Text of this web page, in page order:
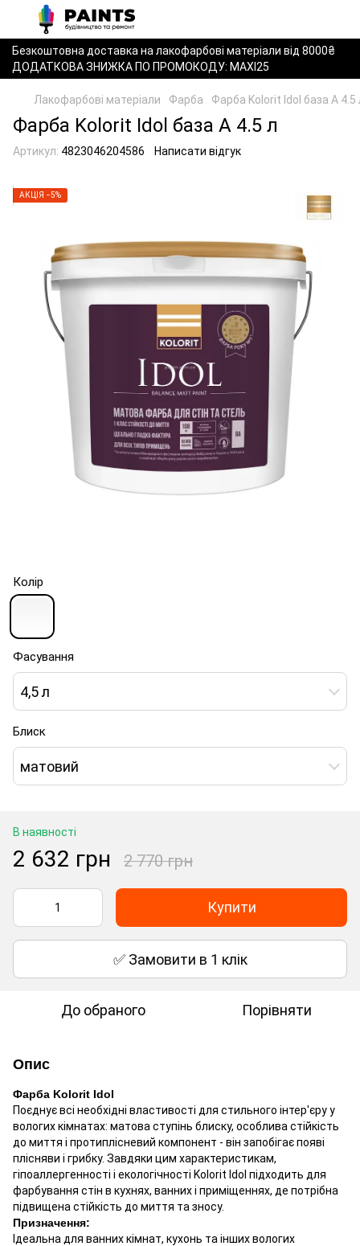
Безкоштовна доставка на лакофарбові матеріали від 8000₴
ДОДАТКОВА ЗНИЖКА ПО ПРОМОКОДУ: MAXI25
Лакофарбові матеріали Фарба Фарба Kolorit Idol база А 4.5
Фарба Kolorit Idol база А 4.5 л
Артикул: 4823046204586 Написати відгук
АКЦІЯ −5%
Колір
Фасування
4,5 л
Блиск
матовий
В наявності
2 632 грн 2 770 грн
Купити
✅ Замовити в 1 клік
До обраного Порівняти
Опис
Фарба Kolorit Idol
Поєднує всі необхідні властивості для стильного інтер'єру у
вологих кімнатах: матова ступінь блиску, особлива стійкість
до миття і протиплісневий компонент - він запобігає появі
плісняви і грибку. Завдяки цим характеристикам,
гіпоаллергенності і екологічності Kolorit Idol підходить для
фарбування стін в кухнях, ванних і приміщеннях, де потрібна
підвищена стійкість до миття та зносу.
Призначення:
Ідеальна для ванних кімнат, кухонь та інших вологих